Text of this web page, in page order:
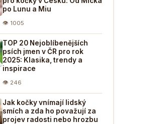
po Lunu a Miu
👁 1005
TOP 20 Nejoblíbenějších
psích jmen v ČR pro rok
2025: Klasika, trendy a
inspirace
👁 246
Jak kočky vnímají lidský
smích a zda ho považují za
projev radosti nebo hrozbu